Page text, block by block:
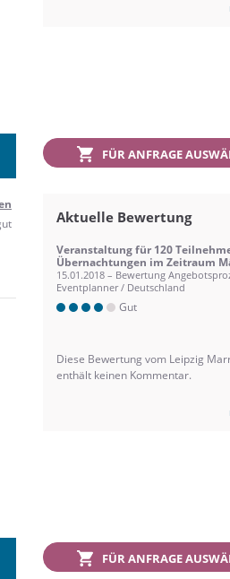
FÜR ANFRAGE
Aktuelle Bewertung
Veranstaltung für 120
Übernachtungen im Zeitraum
15.01.2018 – Bewertung
Eventplanner / Deutschland
Gut
Diese Bewertung vom Leipzig
enthält keinen Kommentar.
FÜR ANFRAGE